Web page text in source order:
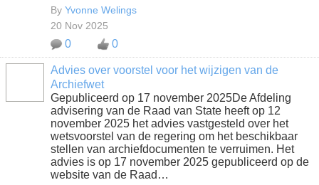
By Yvonne Welings
20 Nov 2025
0 0
Advies over voorstel voor het wijzigen van de
Archiefwet
Gepubliceerd op 17 november 2025De Afdeling
advisering van de Raad van State heeft op 12
november 2025 het advies vastgesteld over het
wetsvoorstel van de regering om het beschikbaar
stellen van archiefdocumenten te verruimen. Het
advies is op 17 november 2025 gepubliceerd op de
website van de Raad…